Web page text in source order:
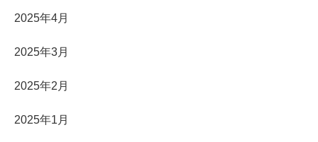
2025年4月
2025年3月
2025年2月
2025年1月